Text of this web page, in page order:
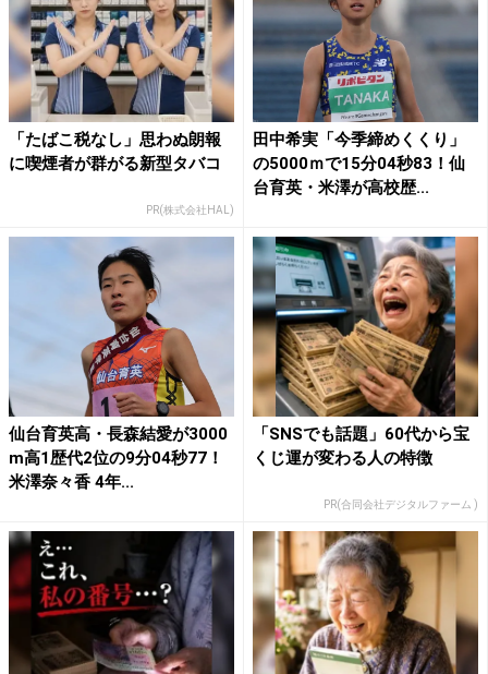
「たばこ税なし」思わぬ朗報
に喫煙者が群がる新型タバコ
PR(株式会社HAL)
田中希実「今季締めくくり」
の5000ｍで15分04秒83！仙
台育英・米澤が高校歴...
仙台育英高・長森結愛が3000
m高1歴代2位の9分04秒77！
米澤奈々香 4年...
「SNSでも話題」60代から宝
くじ運が変わる人の特徴
PR(合同会社デジタルファーム )